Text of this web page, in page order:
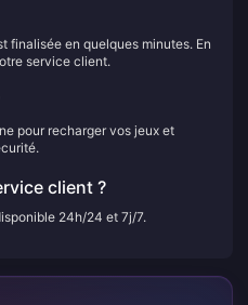
finalisée en quelques minutes. En
service client.
pour recharger vos jeux et
client ?
24h/24 et 7j/7.